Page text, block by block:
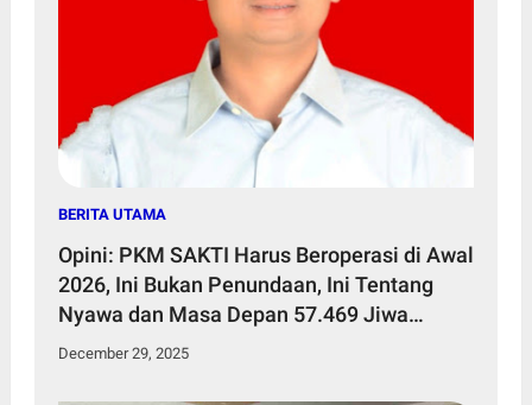
BERITA UTAMA
Opini: PKM SAKTI Harus Beroperasi di Awal
2026, Ini Bukan Penundaan, Ini Tentang
Nyawa dan Masa Depan 57.469 Jiwa
Penduduk Kecamatan Sakra Timur
December 29, 2025